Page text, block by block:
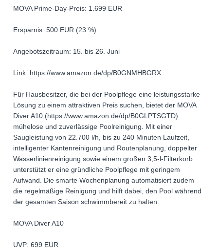
MOVA Prime-Day-Preis: 1.699 EUR
Ersparnis: 500 EUR (23 %)
Angebotszeitraum: 15. bis 26. Juni
Link: https://www.amazon.de/dp/B0GNMHBGRX
Für Hausbesitzer, die bei der Poolpflege eine leistungsstarke
Lösung zu einem attraktiven Preis suchen, bietet der MOVA
Diver A10 (https://www.amazon.de/dp/B0GLPTSGTD)
mühelose und zuverlässige Poolreinigung. Mit einer
Saugleistung von 22.700 l/h, bis zu 240 Minuten Laufzeit,
intelligenter Kantenreinigung und Routenplanung, doppelter
Wasserlinienreinigung sowie einem großen 3,5-l-Filterkorb
unterstützt er eine gründliche Poolpflege mit geringem
Aufwand. Die smarte Wochenplanung automatisiert zudem
die regelmäßige Reinigung und hilft dabei, den Pool während
der gesamten Saison schwimmbereit zu halten.
MOVA Diver A10
UVP: 699 EUR